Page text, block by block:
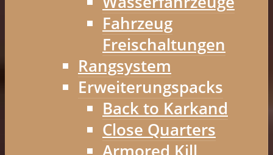
Fahrzeug
Freischaltungen
Rangsystem
Erweiterungspacks
Back to Karkand
Close Quarters